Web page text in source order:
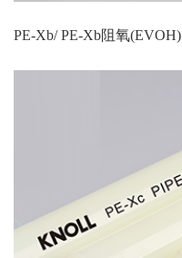
PE-Xb/ PE-Xb阻氧(EVOH)